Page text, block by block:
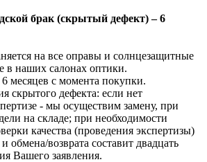
брак (скрытый дефект) – 6
на все оправы и солнцезащитные
в наших салонах оптики.
месяцев с момента покупки.
скрытого дефекта: если нет
- мы осуществим замену, при
на складе; при необходимости
качества (проведения экспертизы)
обмена/возврата составит двадцать
Вашего заявления.